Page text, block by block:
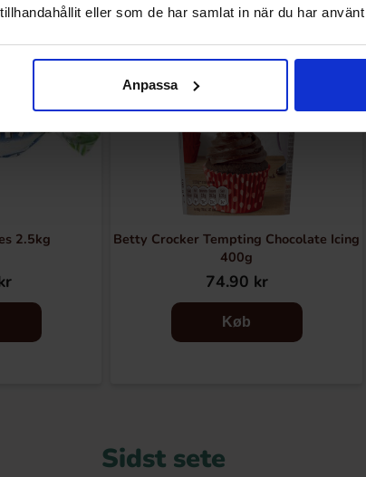
eller som de har samlat in när du har
Anpassa
2.5kg
Betty Crocker Tempting Chocolate Icing
400g
74.90 kr
Køb
Sidst sete